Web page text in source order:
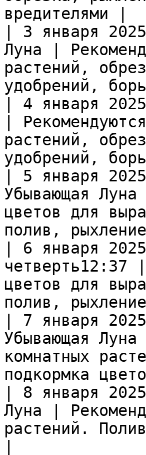
вредителями |
| 3 января
Луна |
растений,
удобрений,
| 4 января
|
растений,
удобрений,
| 5 января
Убывающая
цветов для
полив,
| 6 января
четверть12:37
цветов для
полив,
| 7 января
Убывающая
комнатных
подкормка
| 8 января
Луна |
растений.